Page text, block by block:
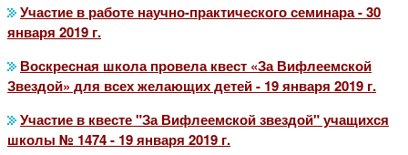
Участие в работе научно-практического семинара - 30
января 2019 г.
Воскресная школа провела квест «За Вифлеемской
Звездой» для всех желающих детей - 19 января 2019 г.
Участие в квесте "За Вифлеемской звездой" учащихся
школы № 1474 - 19 января 2019 г.